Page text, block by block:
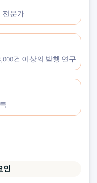
전문가
건 이상의 발행 연구
인